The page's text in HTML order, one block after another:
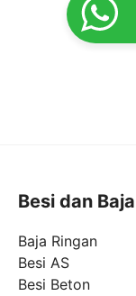
Besi dan Baja
Baja Ringan
Besi AS
Besi Beton